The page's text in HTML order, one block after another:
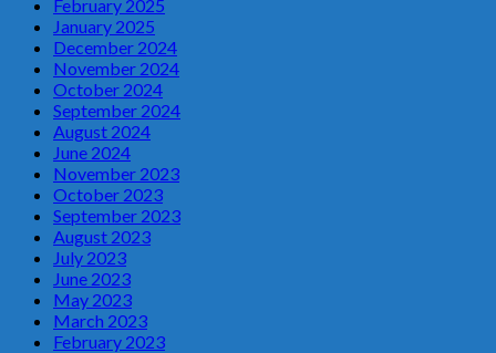
February 2025
January 2025
December 2024
November 2024
October 2024
September 2024
August 2024
June 2024
November 2023
October 2023
September 2023
August 2023
July 2023
June 2023
May 2023
March 2023
February 2023